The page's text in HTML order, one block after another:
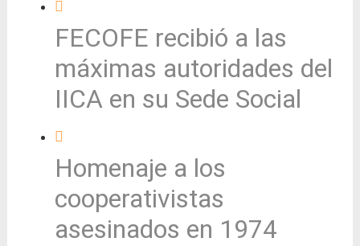
FECOFE recibió a las
máximas autoridades del
IICA en su Sede Social
Homenaje a los
cooperativistas
asesinados en 1974